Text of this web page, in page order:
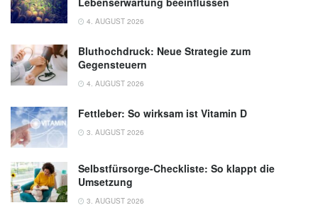
Renate Wolansky: Krankheitsbilder in der
Diagnostik, Therapie, Thieme, 2006
Ravinder P S Makkar et al.: "Burning feet
family physician, Volume 32 Issue 12, 2004,
NCBI
4. AUGUST 2026
Bluthochdruck: Neue Strategie zum
Gegensteuern
4. AUGUST 2026
Fettleber: So wirksam ist Vitamin D
3. AUGUST 2026
Selbstfürsorge-Checkliste: So klappt die
Umsetzung
3. AUGUST 2026